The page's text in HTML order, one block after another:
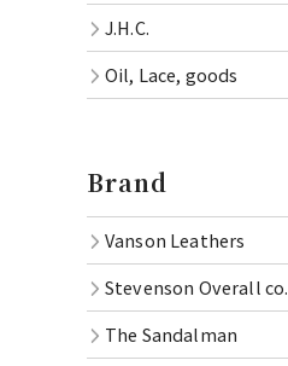
J.H.C.
Oil, Lace, goods
Brand
Vanson Leathers
Stevenson Overall co.
The Sandalman